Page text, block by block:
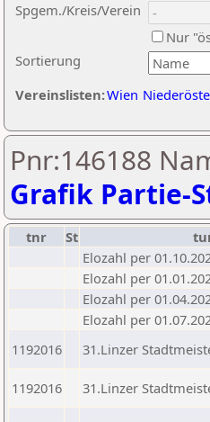
Sortierung
Spgem./Kreis/Verein
Nur
Vereinslisten:Wien
Pnr:146188
Grafik Partie-
tnr St
Elozahl per
Elozahl per
Elozahl per
Elozahl per
1192016
31.Linzer
1192016 31.Linzer